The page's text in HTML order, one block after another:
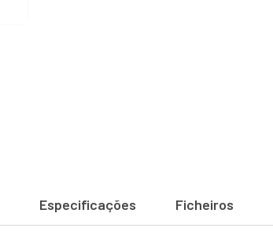
Especificações Ficheiros